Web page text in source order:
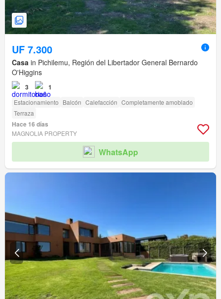
UF 7.300
Casa in Pichilemu, Región del Libertador General Bernardo
O'Higgins
3 1
Estacionamiento Balcón Calefacción Completamente amoblado
Terraza
Hace 16 días
MAGNOLIA PROPERTY
WhatsApp